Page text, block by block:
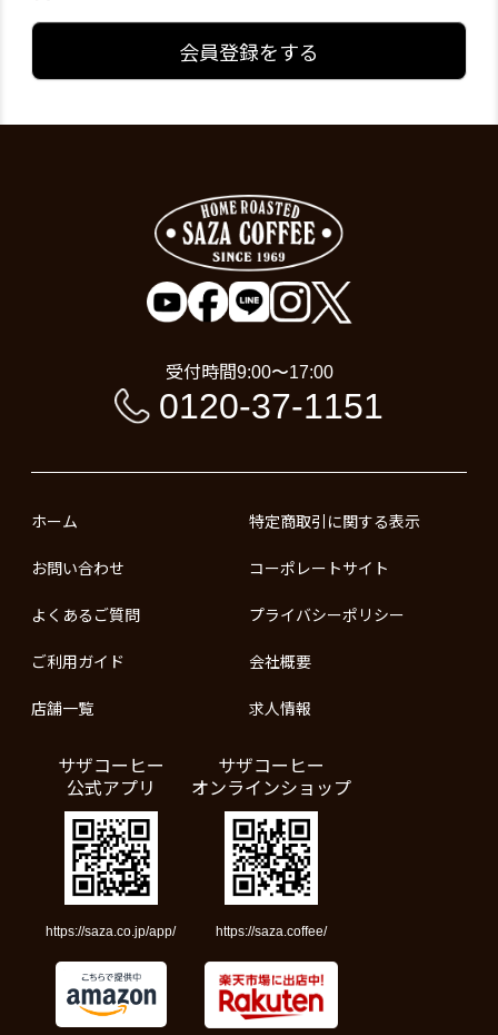
会員登録をする
受付時間9:00〜17:00
0120-37-1151
ホーム
お問い合わせ
よくあるご質問
ご利用ガイド
店舗一覧
特定商取引に関する表示
コーポレートサイト
プライバシーポリシー
会社概要
求人情報
サザコーヒー
公式アプリ
https://saza.co.jp/app/
サザコーヒー
オンラインショップ
https://saza.coffee/